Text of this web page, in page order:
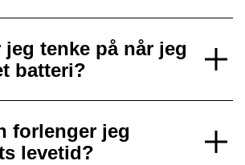
jeg tenke på når jeg
batteri?
forlenger jeg
levetid?